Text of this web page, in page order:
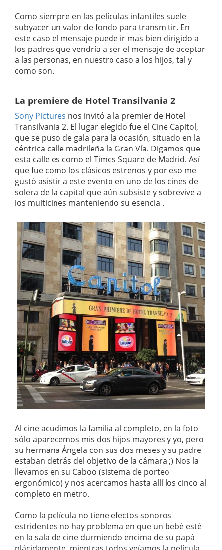
Como siempre en las películas infantiles suele
subyacer un valor de fondo para transmitir. En
este caso el mensaje puede ir mas bien dirigido a
los padres que vendría a ser el mensaje de aceptar
a las personas, en nuestro caso a los hijos, tal y
como son.
La premiere de Hotel Transilvania 2
Sony Pictures nos invitó a la premier de Hotel
Transilvania 2. El lugar elegido fue el Cine Capitol,
que se puso de gala para la ocasión, situado en la
céntrica calle madrileña la Gran Vía. Digamos que
esta calle es como el Times Square de Madrid. Así
que fue como los clásicos estrenos y por eso me
gustó asistir a este evento en uno de los cines de
solera de la capital que aún subsiste y sobrevive a
los multicines manteniendo su esencia .
Al cine acudimos la familia al completo, en la foto
sólo aparecemos mis dos hijos mayores y yo, pero
su hermana Ángela con sus dos meses y su padre
estaban detrás del objetivo de la cámara ;) Nos la
llevamos en su Caboo (sistema de porteo
ergonómico) y nos acercamos hasta allí los cinco al
completo en metro.
Como la película no tiene efectos sonoros
estridentes no hay problema en que un bebé esté
en la sala de cine durmiendo encima de su papá